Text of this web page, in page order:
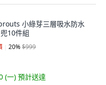
小綠芽三層吸水防水
10件組
20%$999
(一) 預計送達